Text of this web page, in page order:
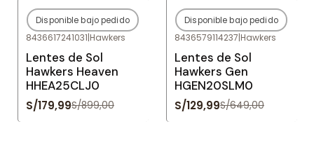
-80%OFF
Agotado
Disponible bajo pedido
8436617241031|Hawkers
Lentes de Sol
Hawkers Heaven
HHEA25CLJ0
S/179,99S/899,00
-80%OFF
Agotado
Disponible bajo pedido
8436579114237|Hawkers
Lentes de Sol
Hawkers Gen
HGEN20SLM0
S/129,99S/649,00